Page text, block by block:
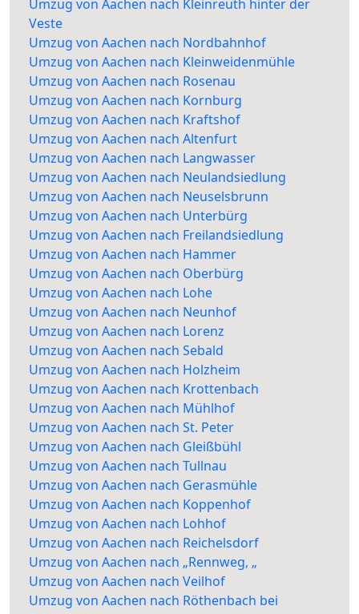
Umzug von Aachen nach Kleinreuth hinter der
Veste
Umzug von Aachen nach Nordbahnhof
Umzug von Aachen nach Kleinweidenmühle
Umzug von Aachen nach Rosenau
Umzug von Aachen nach Kornburg
Umzug von Aachen nach Kraftshof
Umzug von Aachen nach Altenfurt
Umzug von Aachen nach Langwasser
Umzug von Aachen nach Neulandsiedlung
Umzug von Aachen nach Neuselsbrunn
Umzug von Aachen nach Unterbürg
Umzug von Aachen nach Freilandsiedlung
Umzug von Aachen nach Hammer
Umzug von Aachen nach Oberbürg
Umzug von Aachen nach Lohe
Umzug von Aachen nach Neunhof
Umzug von Aachen nach Lorenz
Umzug von Aachen nach Sebald
Umzug von Aachen nach Holzheim
Umzug von Aachen nach Krottenbach
Umzug von Aachen nach Mühlhof
Umzug von Aachen nach St. Peter
Umzug von Aachen nach Gleißbühl
Umzug von Aachen nach Tullnau
Umzug von Aachen nach Gerasmühle
Umzug von Aachen nach Koppenhof
Umzug von Aachen nach Lohhof
Umzug von Aachen nach Reichelsdorf
Umzug von Aachen nach „Rennweg, „
Umzug von Aachen nach Veilhof
Umzug von Aachen nach Röthenbach bei